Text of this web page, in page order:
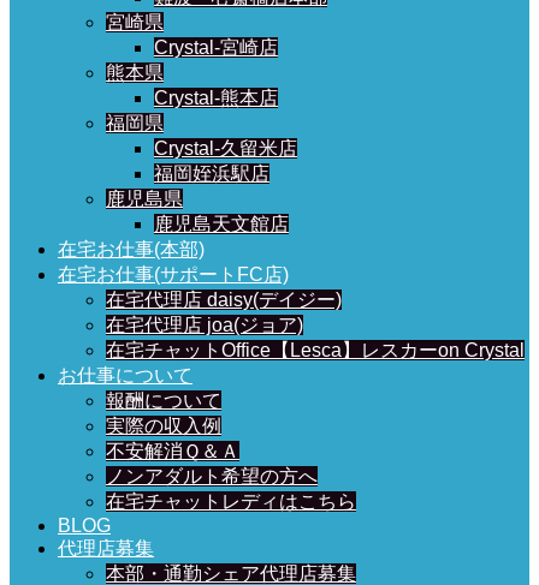
宮崎県
Crystal-宮崎店
熊本県
Crystal-熊本店
福岡県
Crystal-久留米店
福岡姪浜駅店
鹿児島県
鹿児島天文館店
在宅お仕事(本部)
在宅お仕事(サポートFC店)
在宅代理店 daisy(デイジー)
在宅代理店 joa(ジョア)
在宅チャットOffice【Lesca】レスカーon Crystal
お仕事について
報酬について
実際の収入例
不安解消Ｑ＆Ａ
ノンアダルト希望の方へ
在宅チャットレディはこちら
BLOG
代理店募集
本部・通勤シェア代理店募集